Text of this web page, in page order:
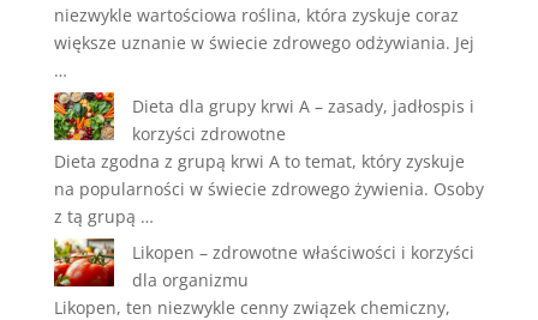
niezwykle wartościowa roślina, która zyskuje coraz
większe uznanie w świecie zdrowego odżywiania. Jej
…
Dieta dla grupy krwi A – zasady, jadłospis i
korzyści zdrowotne
Dieta zgodna z grupą krwi A to temat, który zyskuje
na popularności w świecie zdrowego żywienia. Osoby
z tą grupą …
Likopen – zdrowotne właściwości i korzyści
dla organizmu
Likopen, ten niezwykle cenny związek chemiczny,